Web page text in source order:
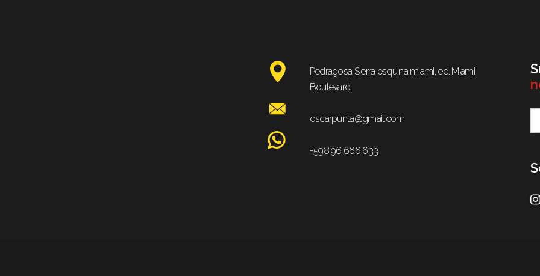
Pedragosa Sierra esquina miami, ed. Miami
Boulevard.
oscarpunta@gmail.com
+598 96 666 633